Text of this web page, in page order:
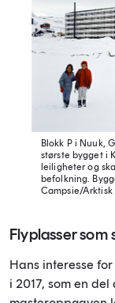
Blokk P i Nuuk,
største bygget i
leiligheter og
befolkning.
Campsie/
Flyplasser som
Hans interesse
i 2017, som en del